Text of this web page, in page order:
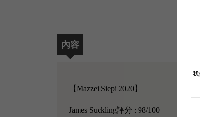
我
內容
【Mazzei Siepi 2020】
James Suckling評分 : 98/100